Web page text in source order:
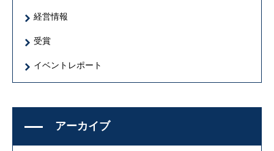
経営情報
受賞
イベントレポート
アーカイブ